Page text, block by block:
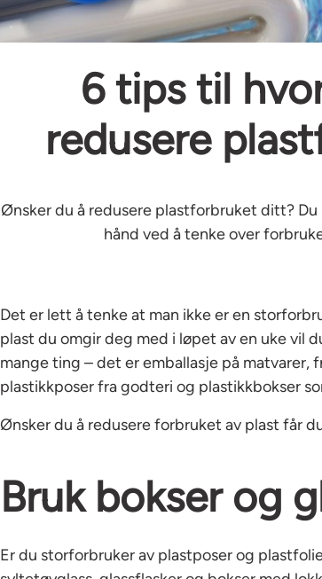
6 tips til
redusere
Ønsker du å redusere plastforbruket ditt?
hånd ved å tenke over
Det er lett å tenke at man ikke er en
plast du omgir deg med i løpet av en uke vil
mange ting – det er emballasje på
plastikkposer fra godteri og plastikkbokser
Ønsker du å redusere forbruket av plast får
Bruk bokser og
Er du storforbruker av plastposer og